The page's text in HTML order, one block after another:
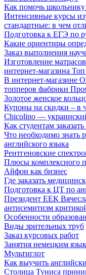
Как помочь школьнику
Интенсивные курсы
стандартные: в чем
Подготовка к ЕГЭ по
Какие ориентиры
Заказ выполнения
Изготовление
интернет-магазина
В интернет-магазине
топперов фабрики
Золотое женское
Купоны на скидки – в
Chicolino —
Как студентам
Что необходимо знать
английского языка
Рентгеновские
Плюсы комплексного
Айфон как бизнес
Где заказать
Подготовка к ЦТ по
Президент ЕЕК
антисемитизм
Особенности
Виды зрительных труб
Заказ курсовых работ
Занятия немецким
Мультиглот
Как выучить
Столица Туниса